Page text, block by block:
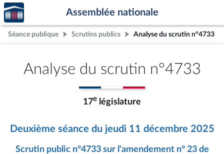
Aller au contenu
Aller en bas de la page
Accèder
à la
page
d'accueil
Assemblée nationale
Séance publique Scrutins publics Analyse du scrutin n°4733
Analyse du scrutin n°4733
17e législature
Deuxième séance du jeudi 11 décembre 2025
Scrutin public n°4733 sur l'amendement n° 23 de